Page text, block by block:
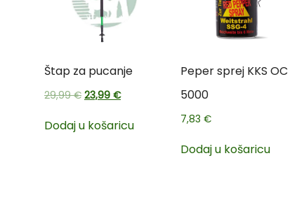
Štap za pucanje
29,99€ 23,99 €
Dodaj u košaricu
Peper sprej KKS OC
5000
7,83 €
Dodaj u košaricu